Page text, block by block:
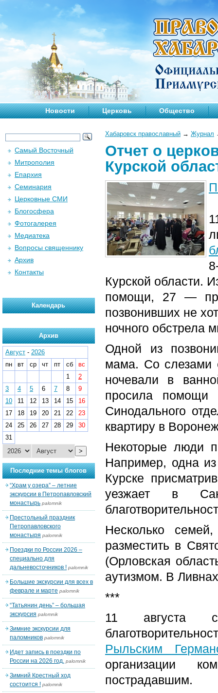
Новости Церковь Общество
Хабаровск православный → Журнал
Отчет о
Курской
Курской области.
помощи, 27 —
позвонивших не
ночного обстрела
Одной из
мама. Со слезами
ночевали в
просила помощи
Синодального
квартиру в
Некоторые люди
Например, одна
Курске
уезжает в
Несколько
разместить в
(Орловская
аутизмом. В
***
11 августа
Рыльским
организации
пострадавшим.
Самый Восточный
Митрополия
Епархия
Семинария
Церковные СМИ
Блогосфера
Фотогалерея
Медиатека
Вопросы священнику
Архив
Контакты
Календарь
Архив
Август - 2026
пн
вт ср чт пт сб
вс
1
2
3
4 5 6 7 8
9
10
11 12 13 14 15
16
17
18 19 20 21 22
23
24
25 26 27 28 29
30
31
>
Последние темы блогов
“Храм у озера” – летние
экскурсии в Петропавловский
монастырь palomnik
Престольный праздник
Петропавловского
монастыря palomnik
Поездки по России 2026 –
специально для
дальневосточников ! palomnik
Большие экскурсии для всех в
феврале и марте palomnik
“Татьянин день” – большая
экскурсия palomnik
Зимние экскурсии для
паломников palomnik
Идет запись в поездки по
России на 2026 год. palomnik
Зимний Крестный ход
состоится ! palomnik